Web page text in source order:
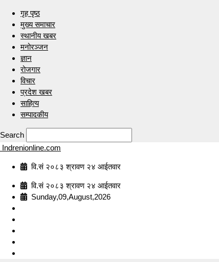
गृह पृष्ठ
मुख्य समाचार
स्थानीय खबर
मनोरञ्जन
ज्ञान
रोजगार
विचार
प्रदेश खबर
साहित्य
सम्पादकीय
Search
Indrenionline.com
वि.सं २०८३ श्रावण २४ आईतवार
वि.सं २०८३ श्रावण २४ आईतवार
Sunday,09,August,2026